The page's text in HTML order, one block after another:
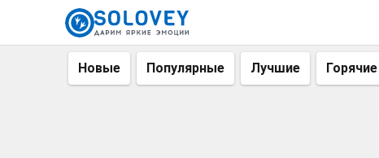
Новые Популярные Лучшие Горячие